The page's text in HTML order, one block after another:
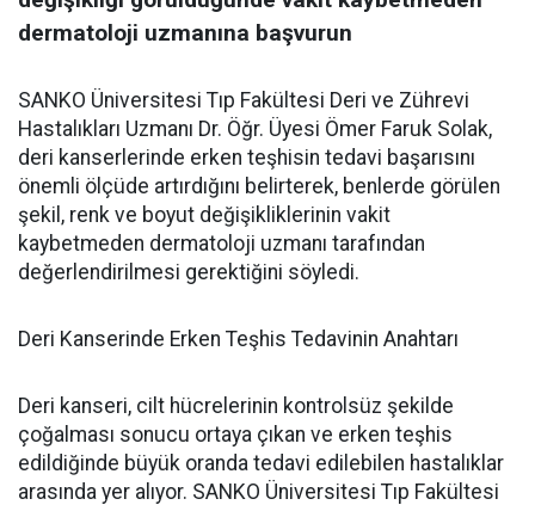
dermatoloji uzmanına başvurun
SANKO Üniversitesi Tıp Fakültesi Deri ve Zührevi
Hastalıkları Uzmanı Dr. Öğr. Üyesi Ömer Faruk Solak,
deri kanserlerinde erken teşhisin tedavi başarısını
önemli ölçüde artırdığını belirterek, benlerde görülen
şekil, renk ve boyut değişikliklerinin vakit
kaybetmeden dermatoloji uzmanı tarafından
değerlendirilmesi gerektiğini söyledi.
Deri Kanserinde Erken Teşhis Tedavinin Anahtarı
Deri kanseri, cilt hücrelerinin kontrolsüz şekilde
çoğalması sonucu ortaya çıkan ve erken teşhis
edildiğinde büyük oranda tedavi edilebilen hastalıklar
arasında yer alıyor. SANKO Üniversitesi Tıp Fakültesi